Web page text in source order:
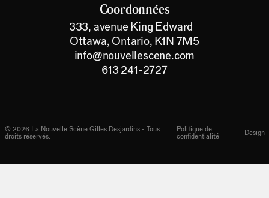
Coordonnées
333, avenue King Edward
Ottawa, Ontario, K1N 7M5
info@nouvellescene.com
613 241-2727
© 2026 La Nouvelle Scène Gilles Desjardins - Tous
droits réservés.
Politique de
confidentialité
Design